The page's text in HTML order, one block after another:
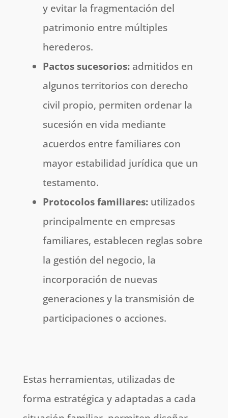
y evitar la fragmentación del
patrimonio entre múltiples
herederos.
Pactos sucesorios:admitidos en
algunos territorios con derecho
civil propio, permiten ordenar la
sucesión en vida mediante
acuerdos entre familiares con
mayor estabilidad jurídica que un
testamento.
Protocolos familiares:utilizados
principalmente en empresas
familiares, establecen reglas sobre
la gestión del negocio, la
incorporación de nuevas
generaciones y la transmisión de
participaciones o acciones.
Estas herramientas, utilizadas de
forma estratégica y adaptadas a cada